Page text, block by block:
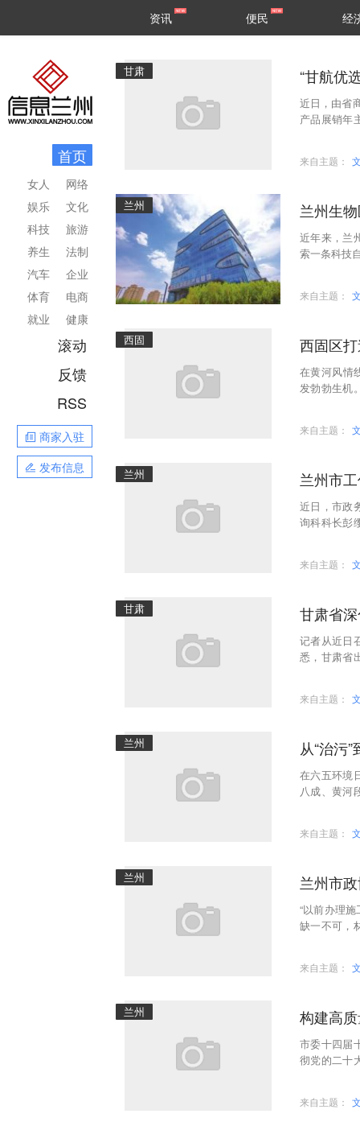
区县
资讯 便民 经
首页
网络
文化
旅游
法制
企业
电商
健康
女人
娱乐
科技
养生
汽车
体育
就业
滚动
反馈
RSS
商家入驻
发布信息
甘肃 “甘航优
近日，由省
产品展销年
来自主题：
兰州 兰州生
近年来，兰
索一条科技
来自主题：
西固 西固区
在黄河风情
发勃勃生机
来自主题：
兰州 兰州市
近日，市政
询科科长彭
来自主题：
甘肃 甘肃省
记者从近日
悉，甘肃省
来自主题：
兰州 从“治污
在六五环境
八成、黄河
来自主题：
兰州 兰州市
“以前办理
缺一不可，
来自主题：
兰州 构建高
市委十四届
彻党的二十
来自主题：